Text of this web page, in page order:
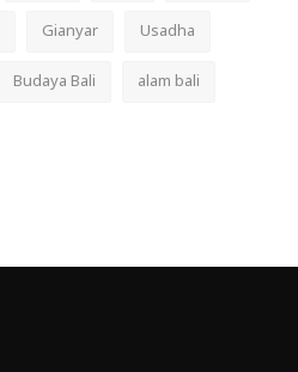
Gianyar
Usadha
Budaya Bali alam bali